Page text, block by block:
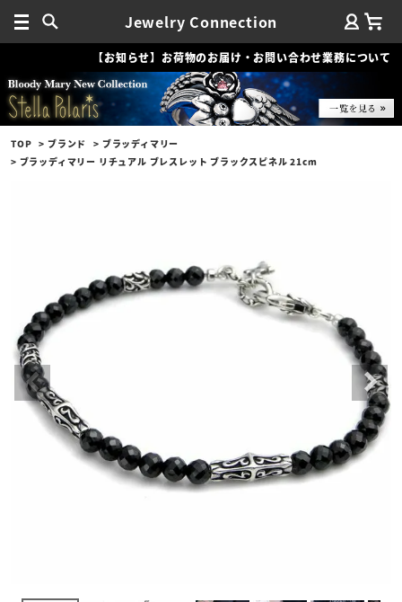
Jewelry Connection
【お知らせ】お荷物のお届け・お問い合わせ業務について
TOP ブランド
ブラッディマリー
ブラッディマリー リチュアル ブレスレット ブラックスピネル 21cm